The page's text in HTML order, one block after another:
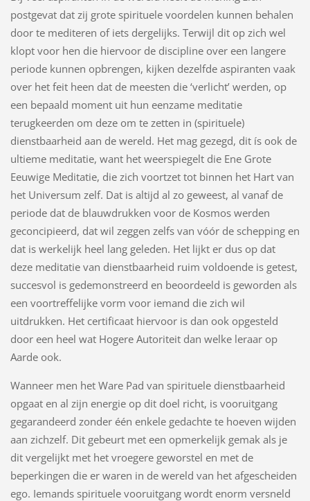
postgevat dat zij grote spirituele voordelen kunnen behalen
door te mediteren of iets dergelijks. Terwijl dit op zich wel
klopt voor hen die hiervoor de discipline over een langere
periode kunnen opbrengen, kijken dezelfde aspiranten vaak
over het feit heen dat de meesten die ‘verlicht’ werden, op
een bepaald moment uit hun eenzame meditatie
terugkeerden om deze om te zetten in (spirituele)
dienstbaarheid aan de wereld. Het mag gezegd, dit ís ook de
ultieme meditatie, want het weerspiegelt die Ene Grote
Eeuwige Meditatie, die zich voortzet tot binnen het Hart van
het Universum zelf. Dat is altijd al zo geweest, al vanaf de
periode dat de blauwdrukken voor de Kosmos werden
geconcipieerd, dat wil zeggen zelfs van vóór de schepping en
dat is werkelijk heel lang geleden. Het lijkt er dus op dat
deze meditatie van dienstbaarheid ruim voldoende is getest,
succesvol is gedemonstreerd en beoordeeld is geworden als
een voortreffelijke vorm voor iemand die zich wil
uitdrukken. Het certificaat hiervoor is dan ook opgesteld
door een heel wat Hogere Autoriteit dan welke leraar op
Aarde ook.
Wanneer men het Ware Pad van spirituele dienstbaarheid
opgaat en al zijn energie op dit doel richt, is vooruitgang
gegarandeerd zonder één enkele gedachte te hoeven wijden
aan zichzelf. Dit gebeurt met een opmerkelijk gemak als je
dit vergelijkt met het vroegere geworstel en met de
beperkingen die er waren in de wereld van het afgescheiden
ego. Iemands spirituele vooruitgang wordt enorm versneld